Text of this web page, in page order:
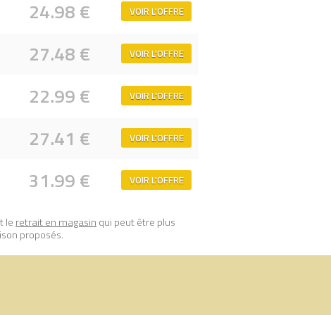
prix 100% LEGO.
24.98 € VOIR L'OFFRE
27.48 € VOIR L'OFFRE
22.99 € VOIR L'OFFRE
27.41 € VOIR L'OFFRE
31.99 € VOIR L'OFFRE
le retrait en magasin qui peut être plus
proposés.